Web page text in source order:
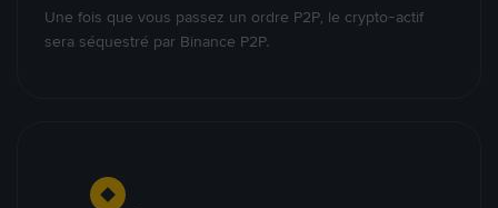
Une fois que vous passez un ordre P2P, le crypto-actif
sera séquestré par Binance P2P.